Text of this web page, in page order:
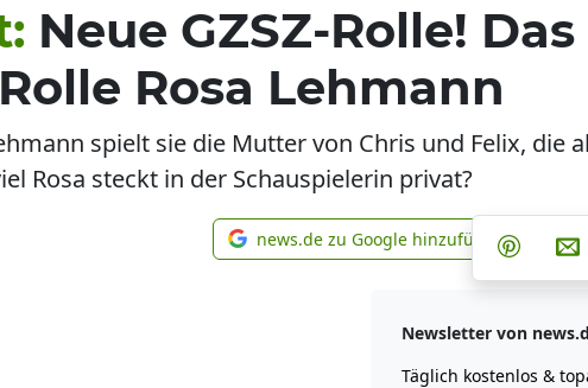
Neue GZSZ-Rolle! Das
Rosa Lehmann
spielt sie die Mutter von Chris und Felix, die
Rosa steckt in der Schauspielerin privat?
news.de zu Google
news.de zu Google hinzufügen Teilen
Newsletter von
Täglich kostenlos &